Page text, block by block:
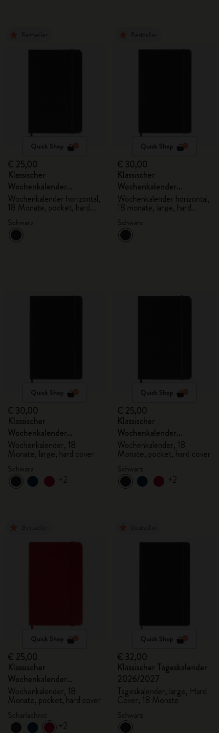
Quick Shop
€ 25,00
Klassischer
Wochenkalender
2026/2027
Wochenkalender horizontal,
18 Monate, pocket, hard
Quick Shop
€ 30,00
Klassischer
Wochenkalender
2026/2027
Wochenkalender horizontal,
18 monate, large, hard
Quick Shop
€ 30,00
Klassischer
Wochenkalender
2026/2027
Wochenkalender, 18
Monate, large, hard cover
+2
Quick Shop
€ 25,00
Klassischer
Wochenkalender
2026/2027
Wochenkalender, 18
Monate, pocket, hard cover
+2
Quick Shop
€ 25,00
Klassischer
Wochenkalender
2026/2027
Wochenkalender, 18
Monate, pocket, hard cover
+2
Quick Shop
€ 32,00
Klassischer Tageskalender
2026/2027
Tageskalender, large, Hard
Cover, 18 Monate